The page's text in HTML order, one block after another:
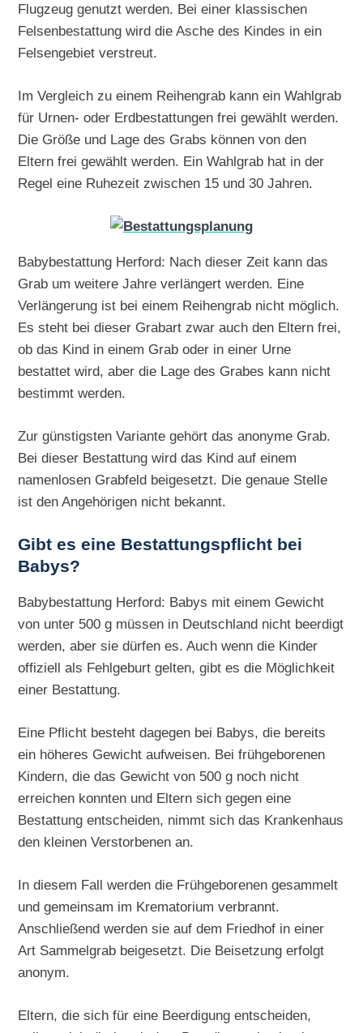
Flugzeug genutzt werden. Bei einer klassischen
Felsenbestattung wird die Asche des Kindes in ein
Felsengebiet verstreut.
Im Vergleich zu einem Reihengrab kann ein Wahlgrab
für Urnen- oder Erdbestattungen frei gewählt werden.
Die Größe und Lage des Grabs können von den
Eltern frei gewählt werden. Ein Wahlgrab hat in der
Regel eine Ruhezeit zwischen 15 und 30 Jahren.
Babybestattung Herford: Nach dieser Zeit kann das
Grab um weitere Jahre verlängert werden. Eine
Verlängerung ist bei einem Reihengrab nicht möglich.
Es steht bei dieser Grabart zwar auch den Eltern frei,
ob das Kind in einem Grab oder in einer Urne
bestattet wird, aber die Lage des Grabes kann nicht
bestimmt werden.
Zur günstigsten Variante gehört das anonyme Grab.
Bei dieser Bestattung wird das Kind auf einem
namenlosen Grabfeld beigesetzt. Die genaue Stelle
ist den Angehörigen nicht bekannt.
Gibt es eine Bestattungspflicht bei
Babys?
Babybestattung Herford: Babys mit einem Gewicht
von unter 500 g müssen in Deutschland nicht beerdigt
werden, aber sie dürfen es. Auch wenn die Kinder
offiziell als Fehlgeburt gelten, gibt es die Möglichkeit
einer Bestattung.
Eine Pflicht besteht dagegen bei Babys, die bereits
ein höheres Gewicht aufweisen. Bei frühgeborenen
Kindern, die das Gewicht von 500 g noch nicht
erreichen konnten und Eltern sich gegen eine
Bestattung entscheiden, nimmt sich das Krankenhaus
den kleinen Verstorbenen an.
In diesem Fall werden die Frühgeborenen gesammelt
und gemeinsam im Krematorium verbrannt.
Anschließend werden sie auf dem Friedhof in einer
Art Sammelgrab beigesetzt. Die Beisetzung erfolgt
anonym.
Eltern, die sich für eine Beerdigung entscheiden,